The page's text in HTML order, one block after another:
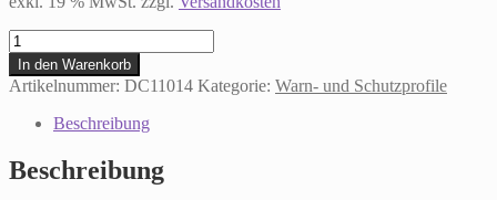
Knuffi
SHG
Warn-
und
Schutzprofil
Kantenschutz
Winkel
In den Warenkorb
Artikelnummer: DC11014 Kategorie: Warn- und Schutzprofile
Beschreibung
Beschreibung